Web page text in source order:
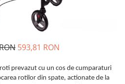
593,81 RON
prevazut cu un cos de cumparaturi
rotilor din spate, actionate de la